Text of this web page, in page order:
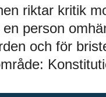
riktar kritik
person
och för